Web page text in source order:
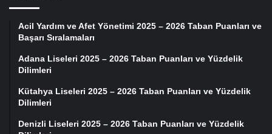
Acil Yardım ve Afet Yönetimi 2025 – 2026 Taban Puanları ve
Başarı Sıralamaları
Adana Liseleri 2025 – 2026 Taban Puanları ve Yüzdelik
Dilimleri
Kütahya Liseleri 2025 – 2026 Taban Puanları ve Yüzdelik
Dilimleri
Denizli Liseleri 2025 – 2026 Taban Puanları ve Yüzdelik